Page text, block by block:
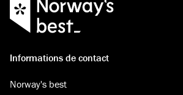
Informations de contact
Norway's best